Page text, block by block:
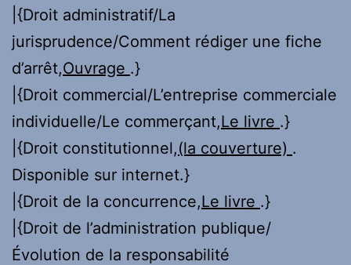
|{Droit administratif/La
jurisprudence/Comment rédiger une fiche
d’arrêt,Ouvrage .}
|{Droit commercial/L’entreprise commerciale
individuelle/Le commerçant,Le livre .}
|{Droit constitutionnel,(la couverture) .
Disponible sur internet.}
|{Droit de la concurrence,Le livre .}
|{Droit de l’administration publique/
Évolution de la responsabilité